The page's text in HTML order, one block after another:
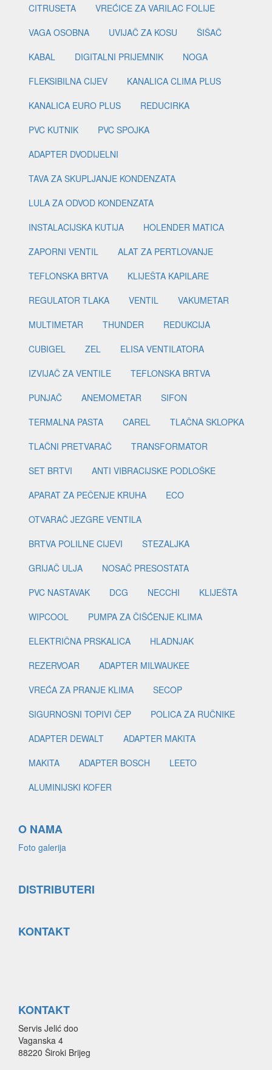
CITRUSETA
VREĆICE ZA VARILAC FOLIJE
VAGA OSOBNA
UVIJAČ ZA KOSU
ŠIŠAČ
KABAL
DIGITALNI PRIJEMNIK
NOGA
FLEKSIBILNA CIJEV
KANALICA CLIMA PLUS
KANALICA EURO PLUS
REDUCIRKA
PVC KUTNIK
PVC SPOJKA
ADAPTER DVODIJELNI
TAVA ZA SKUPLJANJE KONDENZATA
LULA ZA ODVOD KONDENZATA
INSTALACIJSKA KUTIJA
HOLENDER MATICA
ZAPORNI VENTIL
ALAT ZA PERTLOVANJE
TEFLONSKA BRTVA
KLIJEŠTA KAPILARE
REGULATOR TLAKA
VENTIL
VAKUMETAR
MULTIMETAR
THUNDER
REDUKCIJA
CUBIGEL
ZEL
ELISA VENTILATORA
IZVIJAČ ZA VENTILE
TEFLONSKA BRTVA
PUNJAČ
ANEMOMETAR
SIFON
TERMALNA PASTA
CAREL
TLAČNA SKLOPKA
TLAČNI PRETVARAČ
TRANSFORMATOR
SET BRTVI
ANTI VIBRACIJSKE PODLOŠKE
APARAT ZA PEČENJE KRUHA
ECO
OTVARAČ JEZGRE VENTILA
BRTVA POLILNE CIJEVI
STEZALJKA
GRIJAČ ULJA
NOSAČ PRESOSTATA
PVC NASTAVAK
DCG NECCHI
KLIJEŠTA
WIPCOOL
PUMPA ZA ČIŠĆENJE KLIMA
ELEKTRIČNA PRSKALICA
HLADNJAK
REZERVOAR
ADAPTER MILWAUKEE
VREĆA ZA PRANJE KLIMA
SECOP
SIGURNOSNI TOPIVI ČEP
POLICA ZA RUČNIKE
ADAPTER DEWALT
ADAPTER MAKITA
MAKITA
ADAPTER BOSCH
LEETO
ALUMINIJSKI KOFER
O NAMA
Foto galerija
DISTRIBUTERI
KONTAKT
KONTAKT
Servis Jelić doo
Vaganska 4
88220 Široki Brijeg